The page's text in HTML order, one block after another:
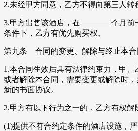
2.未经甲方同意，乙方不得向第三人转
3.甲方出售该酒店，在________个月
条件下，乙方有优先购买权。
第九条 合同的变更、解除与终止本合
1.本合同生效后具有法律约束力，甲、
或者解除本合同，需要变更或解除时
新的书面协议。
2.甲方有以下行为之一的，乙方有权解
(1)提供不符合约定条件的酒店设施，严